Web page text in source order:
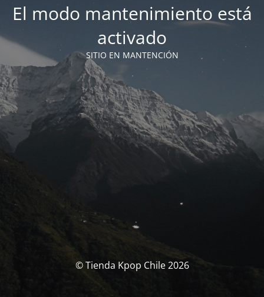
El modo mantenimiento está
activado
SITIO EN MANTENCIÓN
© Tienda Kpop Chile 2026